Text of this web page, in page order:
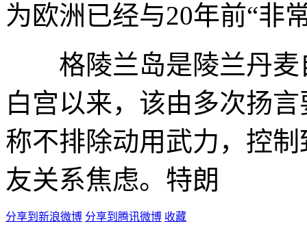
为欧洲已经与20年前“非
格陵兰岛是陵兰丹麦
白宫以来，该由多次扬
称不排除动用武力，控
友关系焦虑。特朗
分享到新浪微博 分享到腾讯微博 收藏